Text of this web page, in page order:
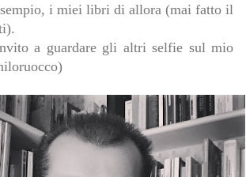
i miei libri di allora (mai fatto il
a guardare gli altri selfie sul mio